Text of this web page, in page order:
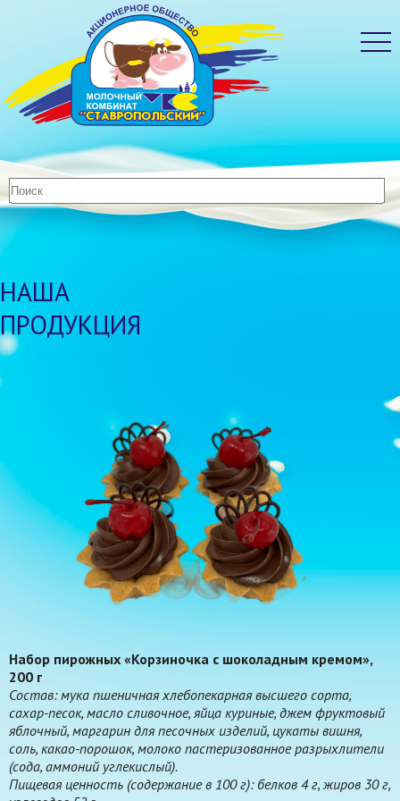
НАША
ПРОДУКЦИЯ
Набор пирожных «Корзиночка с шоколадным кремом»,
200 г
Состав: мука пшеничная хлебопекарная высшего сорта,
сахар-песок, масло сливочное, яйца куриные, джем фруктовый
яблочный, маргарин для песочных изделий, цукаты вишня,
соль, какао-порошок, молоко пастеризованное разрыхлители
(сода, аммоний углекислый).
Пищевая ценность (содержание в 100 г): белков 4 г, жиров 30 г,